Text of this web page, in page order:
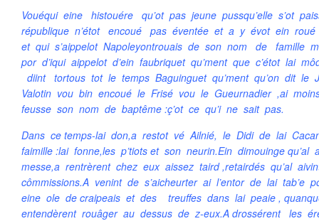
Vouéqui eine histouére qu’ot pas jeune pussqu’elle s’ot
république n’étot encoué pas éventée et a y évot ein roué
et qui s’aippelot Napoleyontrouais de son nom de famille
por d’iqui aippelot d’ein faubriquet qu’ment que c’étot lai
diint tortous tot le temps Baguinguet qu’ment qu’on dit
Valotin vou bin encoué le Frisé vou le Gueurnadier ,ai
feusse son nom de baptême :ç’ot ce qu’i ne sait pas.
Dans ce temps-lai don,a restot vé Ailnié, le Didi de lai
faimille :lai fonne,les p’tiots et son neurin.Ein dimouinge
messe,a rentrèrent chez eux aissez taird ,retairdés qu’al
cômmissions.A venint de s’aicheurter ai l’entor de lai tab’e
eine ole de craipeais et des treuffes dans lai peaie ,
entendèrent rouâger au dessus de z-eux.A drossérent les